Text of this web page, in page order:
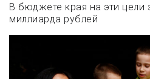
В бюджете края на эти цели
миллиарда рублей